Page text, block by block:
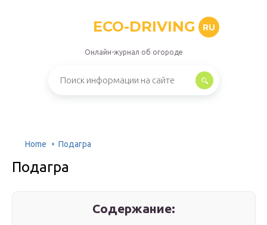
ECO-DRIVING RU
Онлайн-журнал об огороде
Home Подагра
Подагра
Содержание: